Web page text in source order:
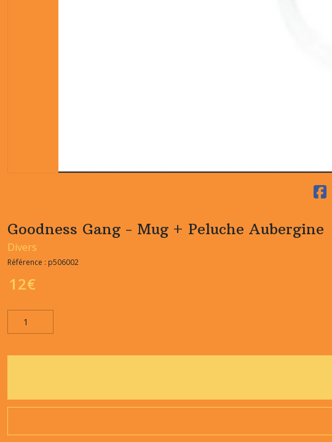
Goodness Gang - Mug + Peluche Aubergine
Divers
Référence : p506002
12€